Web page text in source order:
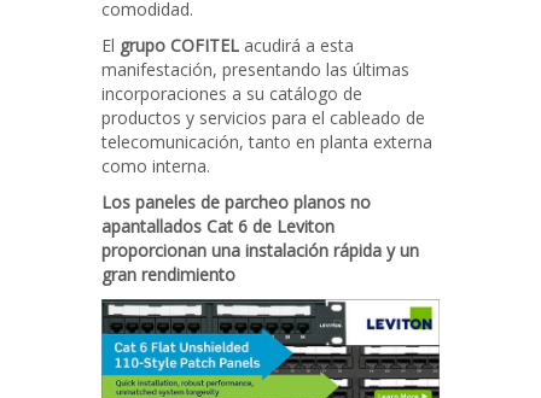
comodidad.
El grupo COFITEL acudirá a esta
manifestación, presentando las últimas
incorporaciones a su catálogo de
productos y servicios para el cableado de
telecomunicación, tanto en planta externa
como interna.
Los paneles de parcheo planos no
apantallados Cat 6 de Leviton
proporcionan una instalación rápida y un
gran rendimiento